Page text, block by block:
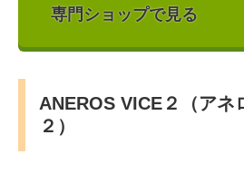
専門ショップで見る
ANEROS VICE２（アネ
２）